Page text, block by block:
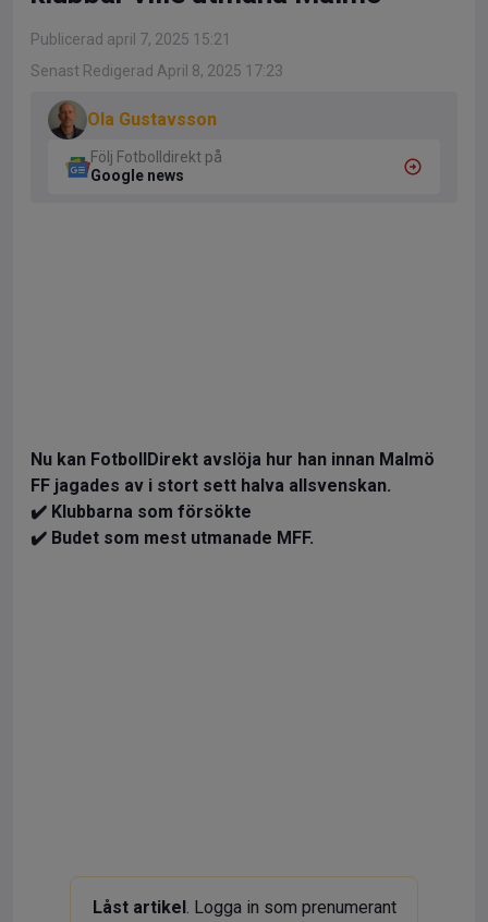
Publicerad april 7, 2025 15:21
Senast Redigerad April 8, 2025 17:23
Ola Gustavsson
Följ Fotbolldirekt på
Google news
Nu kan FotbollDirekt avslöja hur han innan Malmö
FF jagades av i stort sett halva allsvenskan.
✔️ Klubbarna som försökte
✔️ Budet som mest utmanade MFF.
Låst artikel. Logga in som prenumerant